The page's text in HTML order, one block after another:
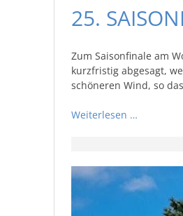
25.
Zum Saisonfinale am
kurzfristig abgesagt,
schöneren Wind, so
Weiterlesen …